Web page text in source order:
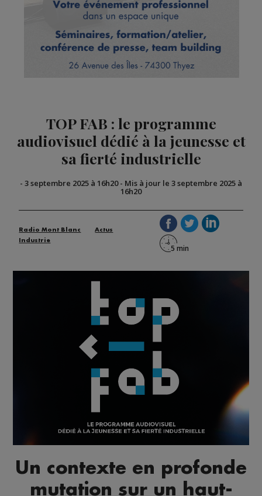
TOP FAB : le programme
audiovisuel dédié à la jeunesse et
sa fierté industrielle
- 3 septembre 2025 à 16h20- Mis à jour le 3 septembre 2025 à
16h20
Radio Mont Blanc
Actus
Industrie
Un contexte en profonde
mutation sur un haut-